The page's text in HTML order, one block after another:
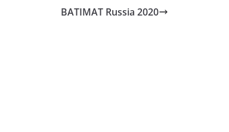
BATIMAT Russia 2020